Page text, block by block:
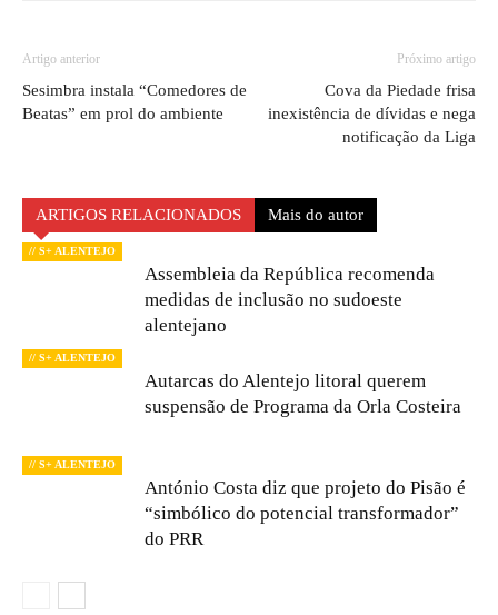
Artigo anterior
Sesimbra instala “Comedores de
Beatas” em prol do ambiente
Próximo artigo
Cova da Piedade frisa
inexistência de dívidas e nega
notificação da Liga
ARTIGOS RELACIONADOS Mais do autor
// S+ ALENTEJO
Assembleia da República recomenda
medidas de inclusão no sudoeste
alentejano
// S+ ALENTEJO
Autarcas do Alentejo litoral querem
suspensão de Programa da Orla Costeira
// S+ ALENTEJO
António Costa diz que projeto do Pisão é
“simbólico do potencial transformador”
do PRR